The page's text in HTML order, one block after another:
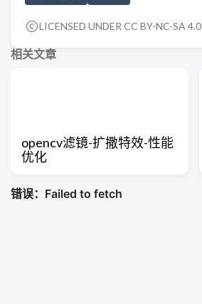
LICENSED UNDER CC BY-NC-SA 4.0
相关文章
opencv滤镜-扩撒特效-性能
优化